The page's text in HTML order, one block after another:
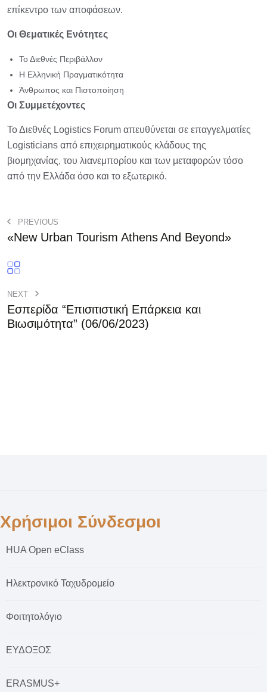
επίκεντρο των αποφάσεων.
Οι Θεματικές Ενότητες
Το Διεθνές Περιβάλλον
Η Ελληνική Πραγματικότητα
Άνθρωπος και Πιστοποίηση
Οι Συμμετέχοντες
Το Διεθνές Logistics Forum απευθύνεται σε επαγγελματίες
Logisticians από επιχειρηματικούς κλάδους της
βιομηχανίας, του λιανεμπορίου και των μεταφορών τόσο
από την Ελλάδα όσο και το εξωτερικό.
PREVIOUS
«New Urban Tourism Athens And Beyond»
NEXT
Εσπερίδα “Επισιτιστική Επάρκεια και
Βιωσιμότητα” (06/06/2023)
Χρήσιμοι Σύνδεσμοι
HUA Open eClass
Ηλεκτρονικό Ταχυδρομείο
Φοιτητολόγιο
ΕΥΔΟΞΟΣ
ERASMUS+